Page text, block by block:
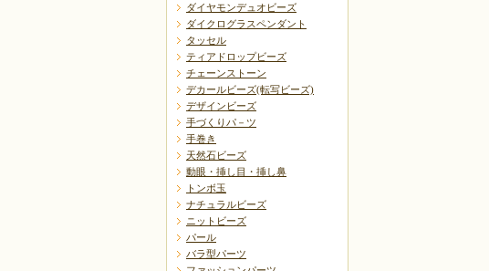
ダイヤモンデュオビーズ
ダイクログラスペンダント
タッセル
ティアドロップビーズ
チェーンストーン
デカールビーズ(転写ビーズ)
デザインビーズ
手づくりパ－ツ
手巻き
天然石ビーズ
動眼・挿し目・挿し鼻
トンボ玉
ナチュラルビーズ
ニットビーズ
パール
バラ型パーツ